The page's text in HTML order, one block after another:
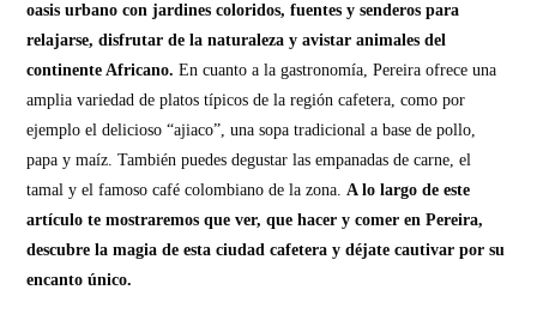
oasis urbano con jardines coloridos, fuentes y senderos para
relajarse, disfrutar de la naturaleza y avistar animales del
continente Africano. En cuanto a la gastronomía, Pereira ofrece una
amplia variedad de platos típicos de la región cafetera, como por
ejemplo el delicioso “ajiaco”, una sopa tradicional a base de pollo,
papa y maíz. También puedes degustar las empanadas de carne, el
tamal y el famoso café colombiano de la zona.A lo largo de este
artículo te mostraremos que ver, que hacer y comer en Pereira,
descubre la magia de esta ciudad cafetera y déjate cautivar por su
encanto único.